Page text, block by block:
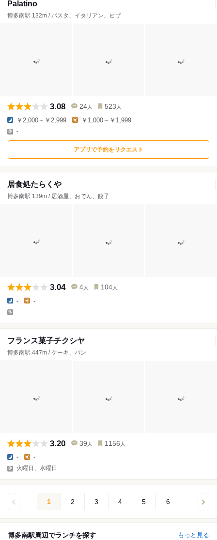
Palatino
博多南駅 132m / パスタ、イタリアン、ピザ
3.08 24 人 523 人
￥2,000～￥2,999 ￥1,000～￥1,999
-
アプリで予約をリクエスト
居食処たらくや
博多南駅 139m / 居酒屋、おでん、餃子
3.04 4 人 104 人
- -
-
フランス菓子チクシヤ
博多南駅 447m / ケーキ、パン
3.20 39 人 1156 人
- -
火曜日、水曜日
1 2 3 4 5 6
博多南駅周辺でランチを探す もっと見る